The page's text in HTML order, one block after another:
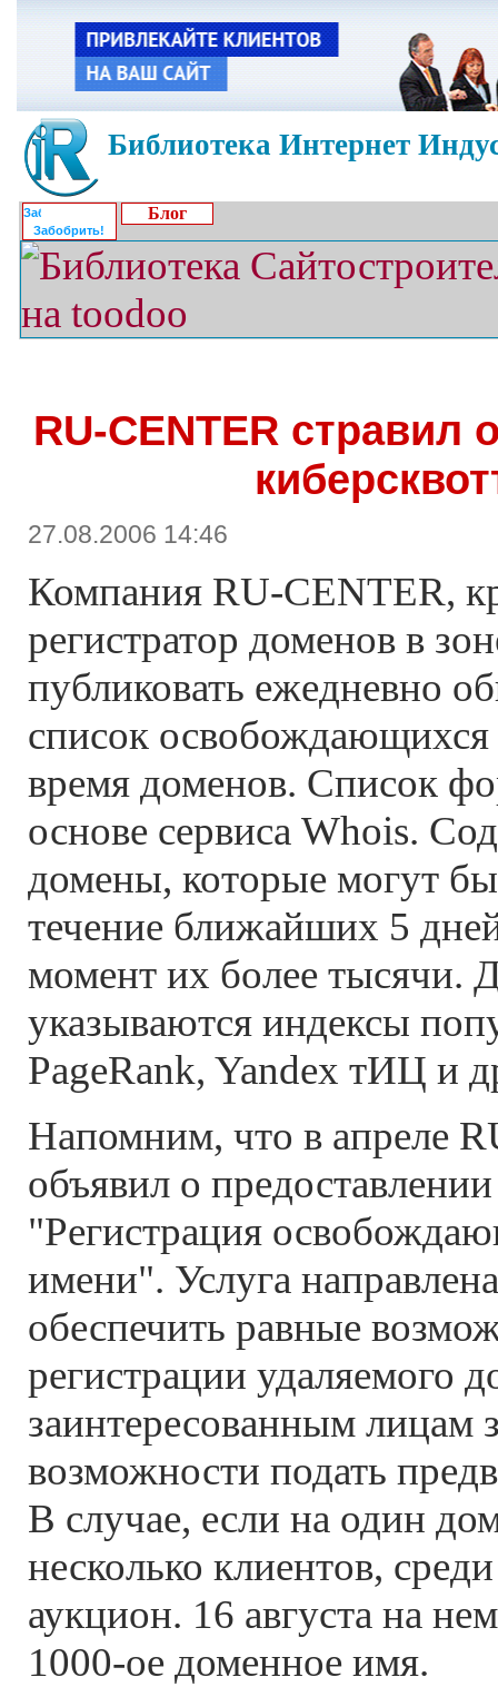
Библиотека Интернет
Забобрить!
Блог
RU-CENTER стравил
27.08.2006 14:46
Компания RU-CENTER,
регистратор доменов в
публиковать ежедневно
список
время доменов. Список
основе сервиса Whois.
домены, которые могут
течение ближайших 5
момент их более тысячи.
указываются индексы
PageRank, Yandex тИЦ и
Напомним, что в апреле
объявил о
"Регистрация
имени". Услуга
обеспечить равные
регистрации удаляемого
заинтересованным лицам
возможности подать
В случае, если на один
несколько клиентов,
аукцион. 16 августа на
1000-ое доменное имя.